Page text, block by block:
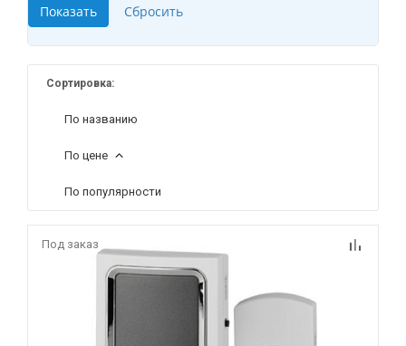
Сортировка:
По названию
По цене
По популярности
Под заказ